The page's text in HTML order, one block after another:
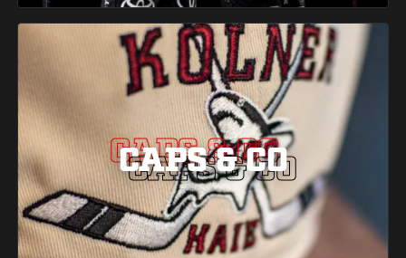
CAPS & CO
CAPS & CO
CAPS & CO